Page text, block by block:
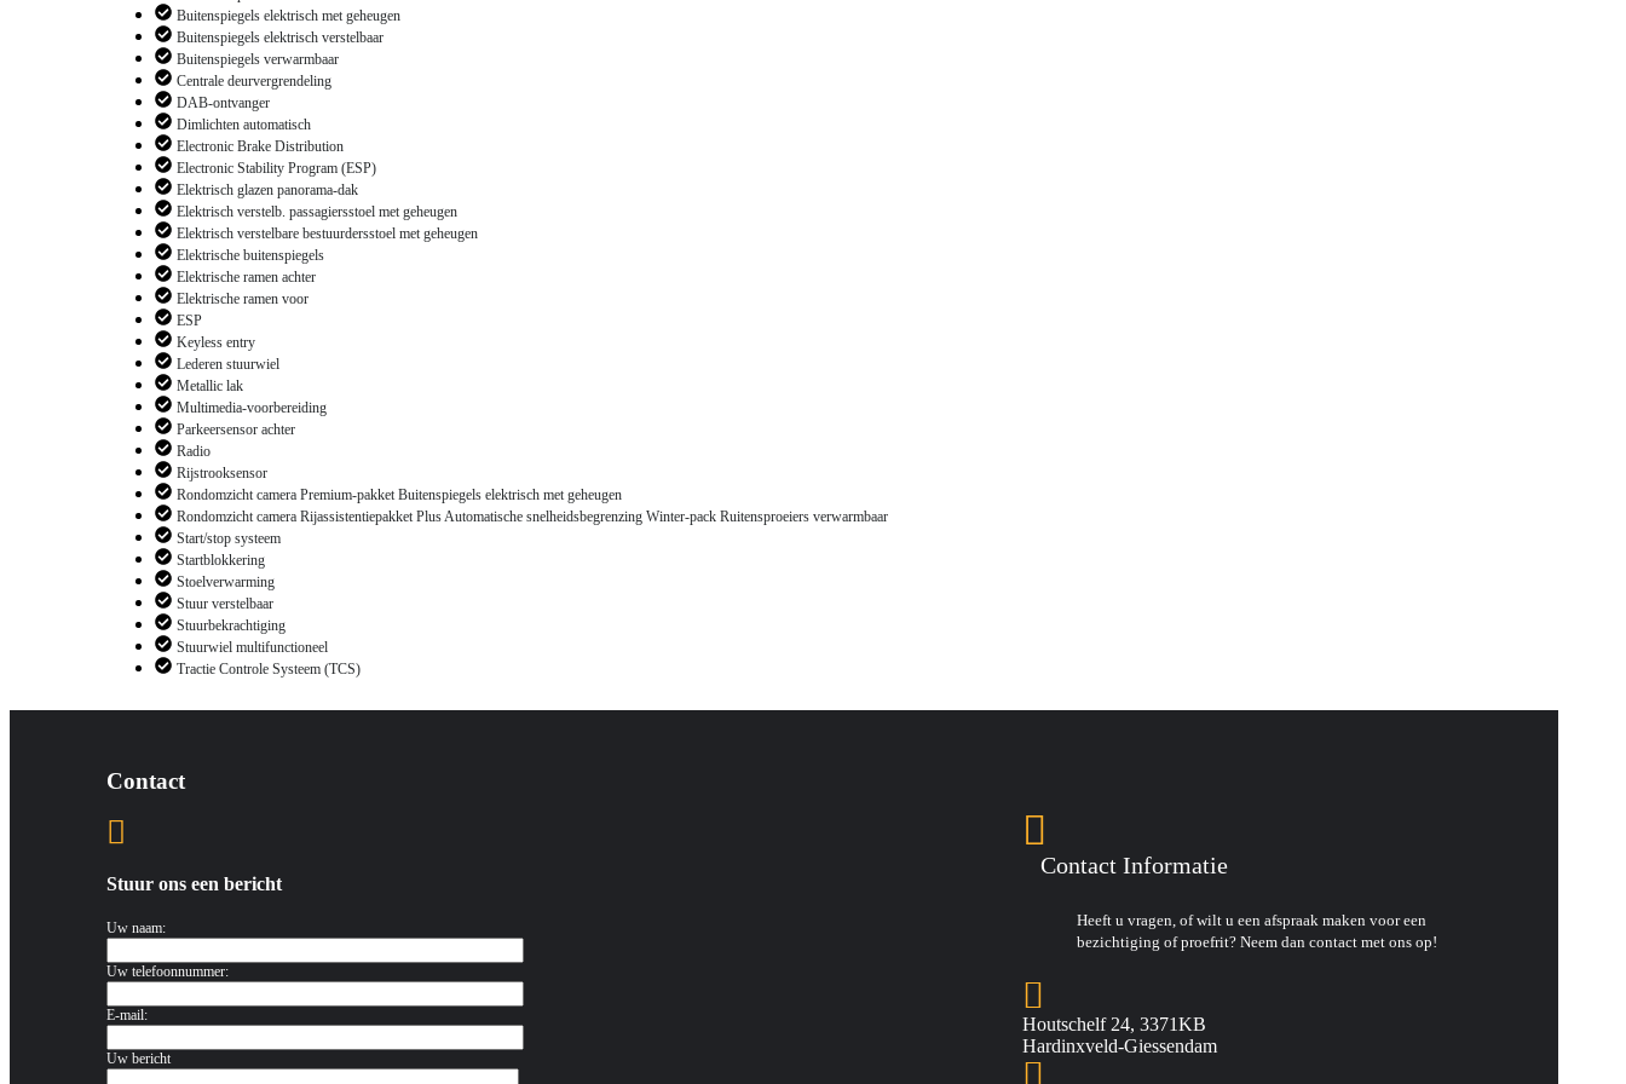
Buitenspiegels elektrisch met geheugen
Buitenspiegels elektrisch verstelbaar
Buitenspiegels verwarmbaar
Centrale deurvergrendeling
DAB-ontvanger
Dimlichten automatisch
Electronic Brake Distribution
Electronic Stability Program (ESP)
Elektrisch glazen panorama-dak
Elektrisch verstelb. passagiersstoel met geheugen
Elektrisch verstelbare bestuurdersstoel met geheugen
Elektrische buitenspiegels
Elektrische ramen achter
Elektrische ramen voor
ESP
Keyless entry
Lederen stuurwiel
Metallic lak
Multimedia-voorbereiding
Parkeersensor achter
Radio
Rijstrooksensor
Rondomzicht camera Premium-pakket Buitenspiegels elektrisch met geheugen
Rondomzicht camera Rijassistentiepakket Plus Automatische snelheidsbegrenzing Winter-pack Ruitensproeiers verwarmbaar
Start/stop systeem
Startblokkering
Stoelverwarming
Stuur verstelbaar
Stuurbekrachtiging
Stuurwiel multifunctioneel
Tractie Controle Systeem (TCS)
Contact
Stuur ons een bericht
Uw naam:
Uw telefoonnummer:
E-mail:
Uw bericht
Contact Informatie
Heeft u vragen, of wilt u een afspraak maken voor een
bezichtiging of proefrit? Neem dan contact met ons op!
Houtschelf 24, 3371KB
Hardinxveld-Giessendam